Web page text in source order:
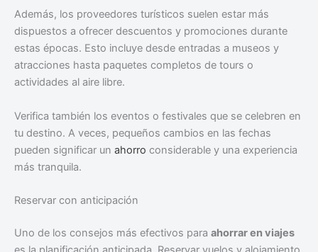
Además, los proveedores turísticos suelen estar más
dispuestos a ofrecer descuentos y promociones durante
estas épocas. Esto incluye desde entradas a museos y
atracciones hasta paquetes completos de tours o
actividades al aire libre.
Verifica también los eventos o festivales que se celebren en
tu destino. A veces, pequeños cambios en las fechas
pueden significar un ahorro considerable y una experiencia
más tranquila.
Reservar con anticipación
Uno de los consejos más efectivos para ahorrar en viajes